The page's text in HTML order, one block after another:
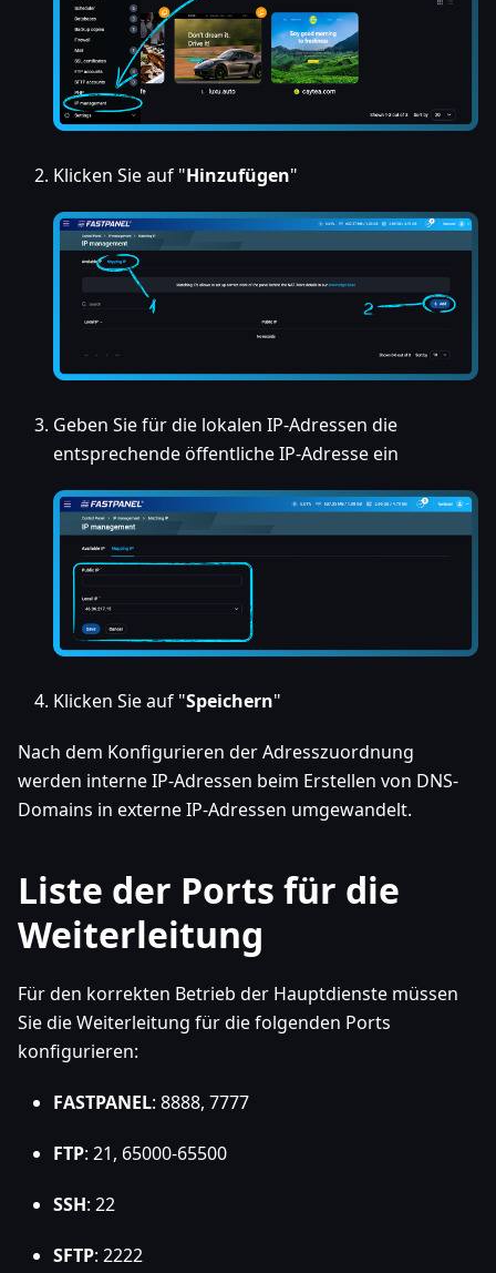
Klicken Sie auf "Hinzufügen"
Geben Sie für die lokalen IP-Adressen die
entsprechende öffentliche IP-Adresse ein
Klicken Sie auf "Speichern"
Nach dem Konfigurieren der Adresszuordnung
werden interne IP-Adressen beim Erstellen von DNS-
Domains in externe IP-Adressen umgewandelt.
Liste der Ports für die
Weiterleitung
Für den korrekten Betrieb der Hauptdienste müssen
Sie die Weiterleitung für die folgenden Ports
konfigurieren:
FASTPANEL: 8888, 7777
FTP: 21, 65000-65500
SSH: 22
SFTP: 2222